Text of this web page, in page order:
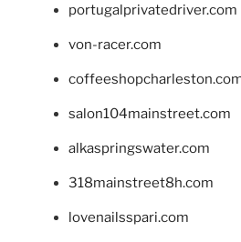
portugalprivatedriver.com
von-racer.com
salon104mainstreet.com
alkaspringswater.com
318mainstreet8h.com
lovenailsspari.com